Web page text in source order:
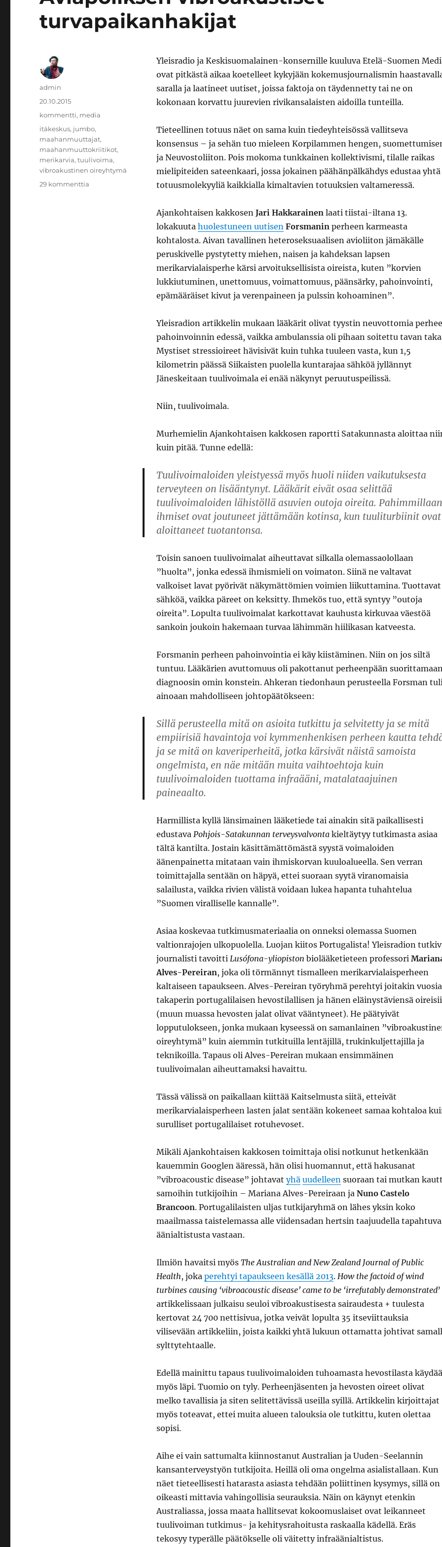
turvapaikanhakijat
Yleisradio ja Keskisuomalainen-konsernille kuuluva Etelä-Suomen
ovat pitkästä aikaa koetelleet kykyjään kokemusjournalismin
saralla ja laatineet uutiset, joissa faktoja on täydennetty tai ne on
kokonaan korvattu juurevien rivikansalaisten aidoilla tunteilla.
Tieteellinen totuus näet on sama kuin tiedeyhteisössä vallitseva
konsensus – ja sehän tuo mieleen Korpilammen hengen,
ja Neuvostoliiton. Pois mokoma tunkkainen kollektivismi, tilalle raikas
mielipiteiden sateenkaari, jossa jokainen päähänpälkähdys edustaa yhtä
totuusmolekyyliä kaikkialla kimaltavien totuuksien valtameressä.
Ajankohtaisen kakkosen Jari Hakkarainenlaati tiistai-iltana 13.
lokakuuta huolestuneen uutisen Forsmaninperheen karmeasta
kohtalosta. Aivan tavallinen heteroseksuaalisen avioliiton jämäkälle
peruskivelle pystytetty miehen, naisen ja kahdeksan lapsen
merikarvialaisperhe kärsi arvoituksellisista oireista, kuten ”korvien
lukkiutuminen, unettomuus, voimattomuus, päänsärky, pahoinvointi,
epämääräiset kivut ja verenpaineen ja pulssin kohoaminen”.
Yleisradion artikkelin mukaan lääkärit olivat tyystin neuvottomia
pahoinvoinnin edessä, vaikka ambulanssia oli pihaan soitettu tavan
Mystiset stressioireet hävisivät kuin tuhka tuuleen vasta, kun 1,5
kilometrin päässä Siikaisten puolella kuntarajaa sähköä jyllännyt
Jäneskeitaan tuulivoimala ei enää näkynyt peruutuspeilissä.
Niin, tuulivoimala.
Murhemielin Ajankohtaisen kakkosen raportti Satakunnasta aloittaa
kuin pitää. Tunne edellä:
Tuulivoimaloiden yleistyessä myös huoli niiden vaikutuksesta
terveyteen on lisääntynyt. Lääkärit eivät osaa selittää
tuulivoimaloiden lähistöllä asuvien outoja oireita. Pahimmillaan
ihmiset ovat joutuneet jättämään kotinsa, kun tuuliturbiinit ovat
aloittaneet tuotantonsa.
Toisin sanoen tuulivoimalat aiheuttavat silkalla olemassaolollaan
”huolta”, jonka edessä ihmismieli on voimaton. Siinä ne valtavat
valkoiset lavat pyörivät näkymättömien voimien liikuttamina. Tuottavat
sähköä, vaikka päreet on keksitty. Ihmekös tuo, että syntyy ”outoja
oireita”. Lopulta tuulivoimalat karkottavat kauhusta kirkuvaa väestöä
sankoin joukoin hakemaan turvaa lähimmän hiilikasan katveesta.
Forsmanin perheen pahoinvointia ei käy kiistäminen. Niin on jos siltä
tuntuu. Lääkärien avuttomuus oli pakottanut perheenpään
diagnoosin omin konstein. Ahkeran tiedonhaun perusteella Forsman
ainoaan mahdolliseen johtopäätökseen:
Sillä perusteella mitä on asioita tutkittu ja selvitetty ja se mitä
empiirisiä havaintoja voi kymmenhenkisen perheen kautta
ja se mitä on kaveriperheitä, jotka kärsivät näistä samoista
ongelmista, en näe mitään muita vaihtoehtoja kuin
tuulivoimaloiden tuottama infraääni, matalataajuinen
paineaalto.
Harmillista kyllä länsimainen lääketiede tai ainakin sitä paikallisesti
edustava Pohjois-Satakunnan terveysvalvontakieltäytyy tutkimasta asiaa
tältä kantilta. Jostain käsittämättömästä syystä voimaloiden
äänenpainetta mitataan vain ihmiskorvan kuuloalueella. Sen verran
toimittajalla sentään on häpyä, ettei suoraan syytä viranomaisia
salailusta, vaikka rivien välistä voidaan lukea hapanta tuhahtelua
”Suomen viralliselle kannalle”.
Asiaa koskevaa tutkimusmateriaalia on onneksi olemassa Suomen
valtionrajojen ulkopuolella. Luojan kiitos Portugalista! Yleisradion
journalisti tavoitti Lusófona-yliopiston biolääketieteen professori
Alves-Pereiran, joka oli törmännyt tismalleen merikarvialaisperheen
kaltaiseen tapaukseen. Alves-Pereiran työryhmä perehtyi joitakin vuosia
takaperin portugalilaisen hevostilallisen ja hänen eläinystäviensä
(muun muassa hevosten jalat olivat vääntyneet). He päätyivät
lopputulokseen, jonka mukaan kyseessä on samanlainen
oireyhtymä” kuin aiemmin tutkituilla lentäjillä, trukinkuljettajilla ja
teknikoilla. Tapaus oli Alves-Pereiran mukaan ensimmäinen
tuulivoimalan aiheuttamaksi havaittu.
Tässä välissä on paikallaan kiittää Kaitselmusta siitä, etteivät
merikarvialaisperheen lasten jalat sentään kokeneet samaa kohtaloa
surulliset portugalilaiset rotuhevoset.
Mikäli Ajankohtaisen kakkosen toimittaja olisi notkunut hetkenkään
kauemmin Googlen ääressä, hän olisi huomannut, että hakusanat
”vibroacoustic disease” johtavat yhä uudelleensuoraan tai mutkan
samoihin tutkijoihin – Mariana Alves-Pereiraan ja Nuno Castelo
Brancoon. Portugalilaisten uljas tutkijaryhmä on lähes yksin koko
maailmassa taistelemassa alle viidensadan hertsin taajuudella
äänialtistusta vastaan.
Ilmiön havaitsi myös The Australian and New Zealand Journal of Public
Health, joka perehtyi tapaukseen kesällä 2013. How the factoid of wind
turbines causing ‘vibroacoustic disease’ came to be ‘irrefutably demonstrated
artikkelissaan julkaisu seuloi vibroakustisesta sairaudesta + tuulesta
kertovat 24 700 nettisivua, jotka veivät lopulta 35 itseviittauksia
vilisevään artikkeliin, joista kaikki yhtä lukuun ottamatta johtivat
sylttytehtaalle.
Edellä mainittu tapaus tuulivoimaloiden tuhoamasta hevostilasta
myös läpi. Tuomio on tyly. Perheenjäsenten ja hevosten oireet olivat
melko tavallisia ja siten selitettävissä useilla syillä. Artikkelin kirjoittajat
myös toteavat, ettei muita alueen talouksia ole tutkittu, kuten olettaa
sopisi.
Aihe ei vain sattumalta kiinnostanut Australian ja Uuden-Seelannin
kansanterveystyön tutkijoita. Heillä oli oma ongelma asialistallaan. Kun
näet tieteellisesti hatarasta asiasta tehdään poliittinen kysymys, sillä on
oikeasti mittavia vahingollisia seurauksia. Näin on käynyt etenkin
Australiassa, jossa maata hallitsevat kokoomuslaiset ovat leikanneet
tuulivoiman tutkimus- ja kehitysrahoitusta raskaalla kädellä. Eräs
tekosyy typerälle päätökselle oli väitetty infraäänialtistus.
Kirjoittaja
admin
Julkaistu
20.10.2015
Kategoriat
kommentti, media
Avainsanat
itäkeskus, jumbo,
maahanmuuttajat,
maahanmuuttokriitikot,
merikarvia,tuulivoima,
vibroakustinen oireyhtymä
29 kommenttia